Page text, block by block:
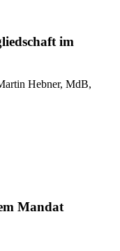
im
Hebner, MdB,
Mandat